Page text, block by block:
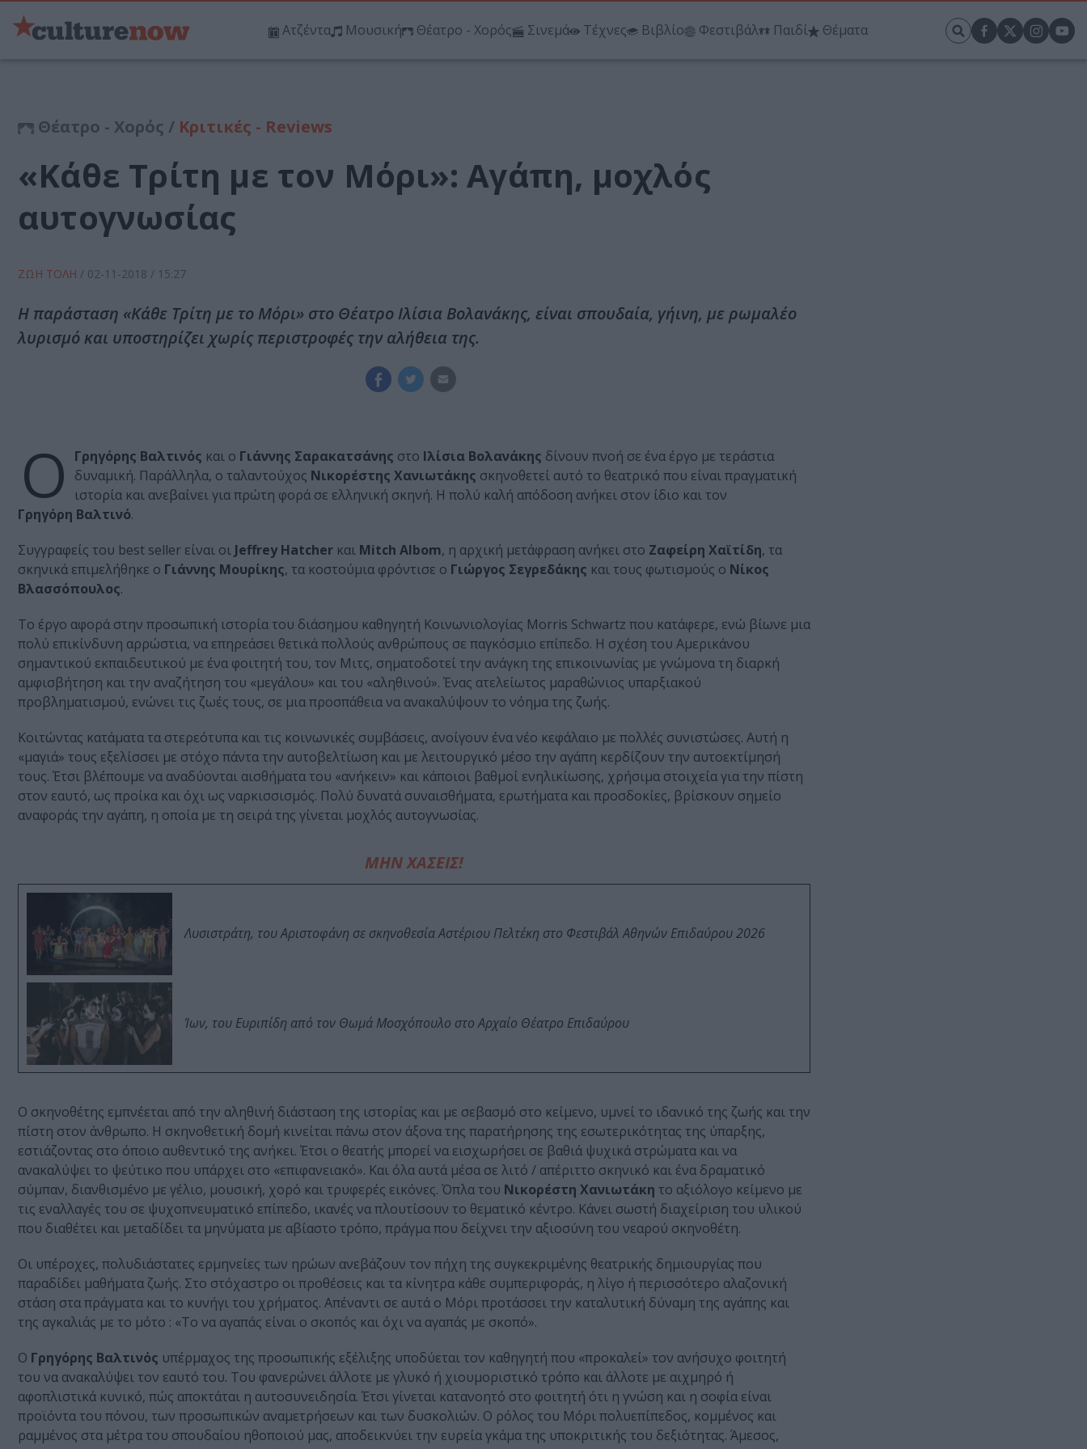
Ατζέντα Μουσική Θέατρο - Χορός Σινεμά Τέχνες Βιβλίο Φεστιβάλ Παιδί Θέματα
Θέατρο - Χορός / Κριτικές - Reviews
«Κάθε Τρίτη με τον Μόρι»: Αγάπη, μοχλός
αυτογνωσίας
ΖΩΗ ΤΟΛΗ / 02-11-2018 / 15:27
Η παράσταση «Κάθε Τρίτη με το Μόρι» στο Θέατρο Ιλίσια Βολανάκης, είναι σπουδαία, γήινη, με ρωμαλέο
λυρισμό και υποστηρίζει χωρίς περιστροφές την αλήθεια της.
Ο Γρηγόρης Βαλτινός και ο Γιάννης Σαρακατσάνης στο Ιλίσια Βολανάκης δίνουν πνοή σε ένα έργο με τεράστια
δυναμική. Παράλληλα, ο ταλαντούχος Νικορέστης Χανιωτάκης σκηνοθετεί αυτό το θεατρικό που είναι πραγματική
ιστορία και ανεβαίνει για πρώτη φορά σε ελληνική σκηνή. Η πολύ καλή απόδοση ανήκει στον ίδιο και τον
Γρηγόρη Βαλτινό.
Συγγραφείς του best seller είναι οι Jeffrey Hatcher και Mitch Albom, η αρχική μετάφραση ανήκει στο Ζαφείρη Χαϊτίδη, τα
σκηνικά επιμελήθηκε ο Γιάννης Μουρίκης, τα κοστούμια φρόντισε ο Γιώργος Σεγρεδάκης και τους φωτισμούς ο Νίκος
Βλασσόπουλος.
Το έργο αφορά στην προσωπική ιστορία του διάσημου καθηγητή Κοινωνιολογίας Morris Schwartz που κατάφερε, ενώ βίωνε μια
πολύ επικίνδυνη αρρώστια, να επηρεάσει θετικά πολλούς ανθρώπους σε παγκόσμιο επίπεδο. Η σχέση του Αμερικάνου
σημαντικού εκπαιδευτικού με ένα φοιτητή του, τον Μιτς, σηματοδοτεί την ανάγκη της επικοινωνίας με γνώμονα τη διαρκή
αμφισβήτηση και την αναζήτηση του «μεγάλου» και του «αληθινού». Ένας ατελείωτος μαραθώνιος υπαρξιακού
προβληματισμού, ενώνει τις ζωές τους, σε μια προσπάθεια να ανακαλύψουν το νόημα της ζωής.
Κοιτώντας κατάματα τα στερεότυπα και τις κοινωνικές συμβάσεις, ανοίγουν ένα νέο κεφάλαιο με πολλές συνιστώσες. Αυτή η
«μαγιά» τους εξελίσσει με στόχο πάντα την αυτοβελτίωση και με λειτουργικό μέσο την αγάπη κερδίζουν την αυτοεκτίμησή
τους. Έτσι βλέπουμε να αναδύονται αισθήματα του «ανήκειν» και κάποιοι βαθμοί ενηλικίωσης, χρήσιμα στοιχεία για την πίστη
στον εαυτό, ως προίκα και όχι ως ναρκισσισμός. Πολύ δυνατά συναισθήματα, ερωτήματα και προσδοκίες, βρίσκουν σημείο
αναφοράς την αγάπη, η οποία με τη σειρά της γίνεται μοχλός αυτογνωσίας.
ΜΗΝ ΧΑΣΕΙΣ!
Λυσιστράτη, του Αριστοφάνη σε σκηνοθεσία Αστέριου Πελτέκη στο Φεστιβάλ Αθηνών Επιδαύρου 2026
Ίων, του Ευριπίδη από τον Θωμά Μοσχόπουλο στο Αρχαίο Θέατρο Επιδαύρου
Ο σκηνοθέτης εμπνέεται από την αληθινή διάσταση της ιστορίας και με σεβασμό στο κείμενο, υμνεί το ιδανικό της ζωής και την
πίστη στον άνθρωπο. Η σκηνοθετική δομή κινείται πάνω στον άξονα της παρατήρησης της εσωτερικότητας της ύπαρξης,
εστιάζοντας στο όποιο αυθεντικό της ανήκει. Έτσι ο θεατής μπορεί να εισχωρήσει σε βαθιά ψυχικά στρώματα και να
ανακαλύψει το ψεύτικο που υπάρχει στο «επιφανειακό». Και όλα αυτά μέσα σε λιτό / απέριττο σκηνικό και ένα δραματικό
σύμπαν, διανθισμένο με γέλιο, μουσική, χορό και τρυφερές εικόνες. Όπλα του Νικορέστη Χανιωτάκη το αξιόλογο κείμενο με
τις εναλλαγές του σε ψυχοπνευματικό επίπεδο, ικανές να πλουτίσουν το θεματικό κέντρο. Κάνει σωστή διαχείριση του υλικού
που διαθέτει και μεταδίδει τα μηνύματα με αβίαστο τρόπο, πράγμα που δείχνει την αξιοσύνη του νεαρού σκηνοθέτη.
Οι υπέροχες, πολυδιάστατες ερμηνείες των ηρώων ανεβάζουν τον πήχη της συγκεκριμένης θεατρικής δημιουργίας που
παραδίδει μαθήματα ζωής. Στο στόχαστρο οι προθέσεις και τα κίνητρα κάθε συμπεριφοράς, η λίγο ή περισσότερο αλαζονική
στάση στα πράγματα και το κυνήγι του χρήματος. Απέναντι σε αυτά ο Μόρι προτάσσει την καταλυτική δύναμη της αγάπης και
της αγκαλιάς με το μότο : «Το να αγαπάς είναι ο σκοπός και όχι να αγαπάς με σκοπό».
Ο Γρηγόρης Βαλτινός υπέρμαχος της προσωπικής εξέλιξης υποδύεται τον καθηγητή που «προκαλεί» τον ανήσυχο φοιτητή
του να ανακαλύψει τον εαυτό του. Του φανερώνει άλλοτε με γλυκό ή χιουμοριστικό τρόπο και άλλοτε με αιχμηρό ή
αφοπλιστικά κυνικό, πώς αποκτάται η αυτοσυνειδησία. Έτσι γίνεται κατανοητό στο φοιτητή ότι η γνώση και η σοφία είναι
προϊόντα του πόνου, των προσωπικών αναμετρήσεων και των δυσκολιών. Ο ρόλος του Μόρι πολυεπίπεδος, κομμένος και
ραμμένος στα μέτρα του σπουδαίου ηθοποιού μας, αποδεικνύει την ευρεία γκάμα της υποκριτικής του δεξιότητας. Άμεσος,